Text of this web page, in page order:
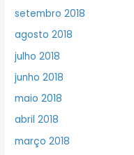
setembro 2018
agosto 2018
julho 2018
junho 2018
maio 2018
abril 2018
março 2018